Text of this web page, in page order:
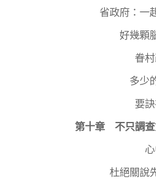
省政府：一
好幾顆
眷
多少
要
第十章 不只調查
杜絕關說